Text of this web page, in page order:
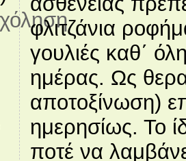
φλιτζάνια
γουλιές καθ΄
ημέρας. Ως
αποτοξίνωση)
ημερησίως. Το
ποτέ να